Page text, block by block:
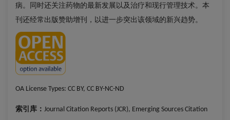
病。同时还关注药物的最新发展以及治疗和现行管理技术。本
刊还经常出版赞助增刊，以进一步突出该领域的新兴趋势。
OA License Types: CC BY, CC BY-NC-ND
索引库： Journal Citation Reports (JCR), Emerging Sources Citation